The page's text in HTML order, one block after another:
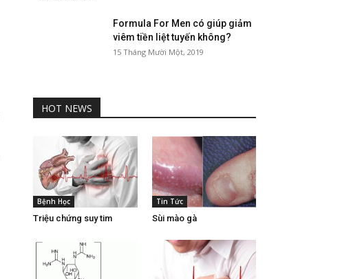
Formula For Men có giúp giảm
viêm tiền liệt tuyến không?
15 Tháng Mười Một, 2019
HOT NEWS
Bệnh Học
Triệu chứng suy tim
Tin Tức
Sùi mào gà